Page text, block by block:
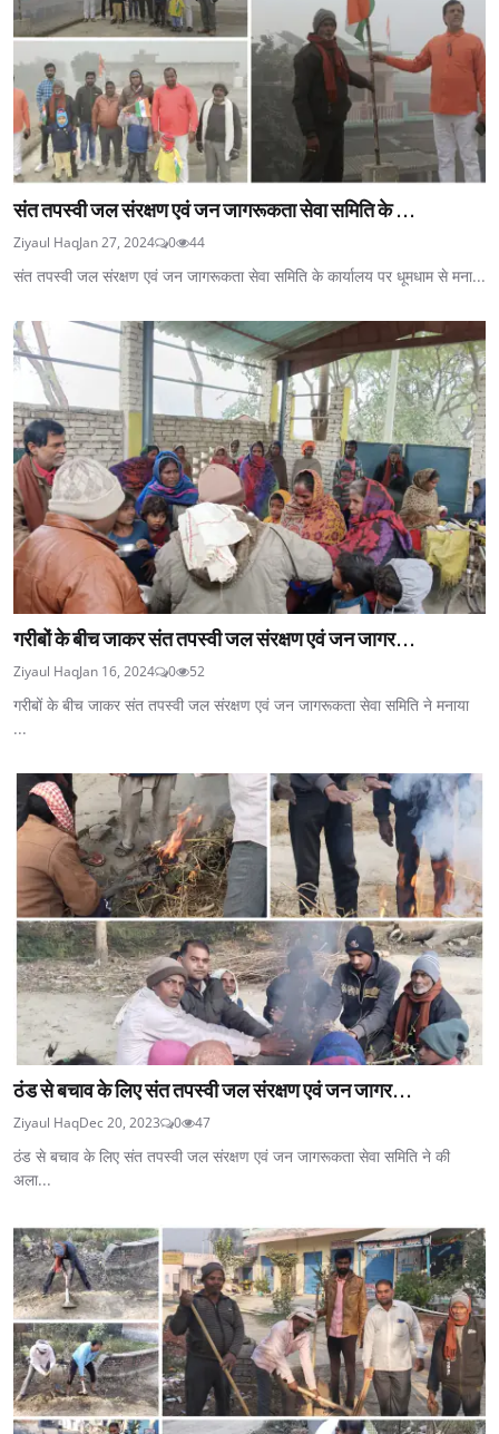
संत तपस्वी जल संरक्षण एवं जन जागरूकता सेवा समिति के ...
Ziyaul HaqJan 27, 2024 0 44
संत तपस्वी जल संरक्षण एवं जन जागरूकता सेवा समिति के कार्यालय पर धूमधाम से मना...
गरीबों के बीच जाकर संत तपस्वी जल संरक्षण एवं जन जागर...
Ziyaul HaqJan 16, 2024 0 52
गरीबों के बीच जाकर संत तपस्वी जल संरक्षण एवं जन जागरूकता सेवा समिति ने मनाया
...
ठंड से बचाव के लिए संत तपस्वी जल संरक्षण एवं जन जागर...
Ziyaul HaqDec 20, 2023 0 47
ठंड से बचाव के लिए संत तपस्वी जल संरक्षण एवं जन जागरूकता सेवा समिति ने की
अला...